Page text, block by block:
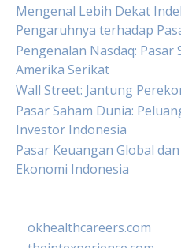
Mengenal Lebih Dekat
Pengaruhnya terhadap
Pengenalan Nasdaq: Pasar
Amerika Serikat
Wall Street: Jantung
Pasar Saham Dunia:
Investor Indonesia
Pasar Keuangan Global
Ekonomi Indonesia
okhealthcareers.com